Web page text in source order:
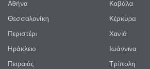
Αθήνα
Θεσσαλονίκη
Περιστέρι
Ηράκλειο
Πειραιάς
Καβάλα
Κέρκυρα
Χανιά
Ιωάννινα
Τρίπολη